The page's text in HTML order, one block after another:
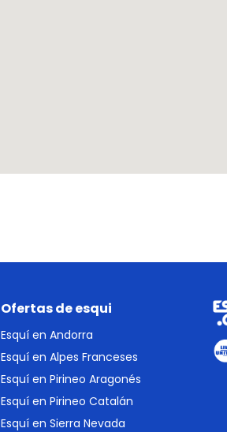
Ofertas de esqui
Esquí en Andorra
Esquí en Alpes Franceses
Esquí en Pirineo Aragonés
Esquí en Pirineo Catalán
Esquí en Sierra Nevada